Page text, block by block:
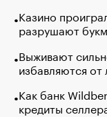
Казино
разрушают
Выживают
избавляются
Как банк
кредиты